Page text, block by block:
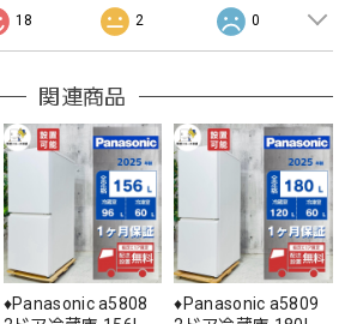
18 2 0
関連商品
♦️Panasonic a5808
♦️Panasonic a5809